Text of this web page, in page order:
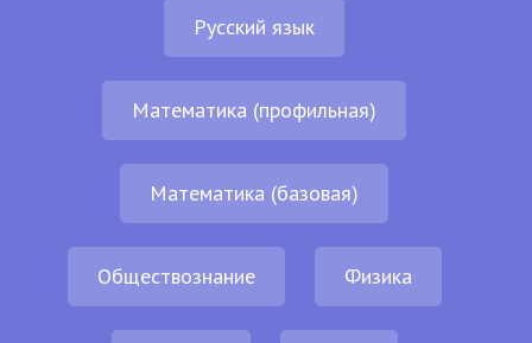
Русский язык
Математика (профильная)
Математика (базовая)
Обществознание Физика